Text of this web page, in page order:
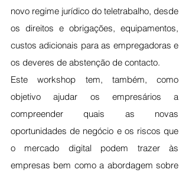
novo regime jurídico do teletrabalho, desde
os direitos e obrigações, equipamentos,
custos adicionais para as empregadoras e
os deveres de abstenção de contacto.
Este workshop tem, também, como
objetivo ajudar os empresários a
compreender quais as novas
oportunidades de negócio e os riscos que
o mercado digital podem trazer às
empresas bem como a abordagem sobre